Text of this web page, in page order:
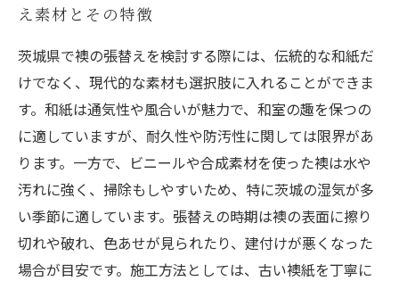
え素材とその特徴
茨城県で襖の張替えを検討する際には、伝統的な和紙だ
けでなく、現代的な素材も選択肢に入れることができま
す。和紙は通気性や風合いが魅力で、和室の趣を保つの
に適していますが、耐久性や防汚性に関しては限界があ
ります。一方で、ビニールや合成素材を使った襖は水や
汚れに強く、掃除もしやすいため、特に茨城の湿気が多
い季節に適しています。張替えの時期は襖の表面に擦り
切れや破れ、色あせが見られたり、建付けが悪くなった
場合が目安です。施工方法としては、古い襖紙を丁寧に